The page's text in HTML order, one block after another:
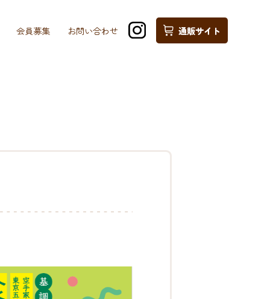
会員募集 お問い合わせ 通販サイト